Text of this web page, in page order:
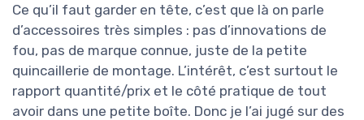
Ce qu’il faut garder en tête, c’est que là on parle
d’accessoires très simples : pas d’innovations de
fou, pas de marque connue, juste de la petite
quincaillerie de montage. L’intérêt, c’est surtout le
rapport quantité/prix et le côté pratique de tout
avoir dans une petite boîte. Donc je l’ai jugé sur des